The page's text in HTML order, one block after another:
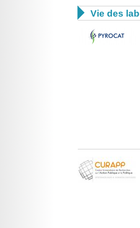
 Vie des